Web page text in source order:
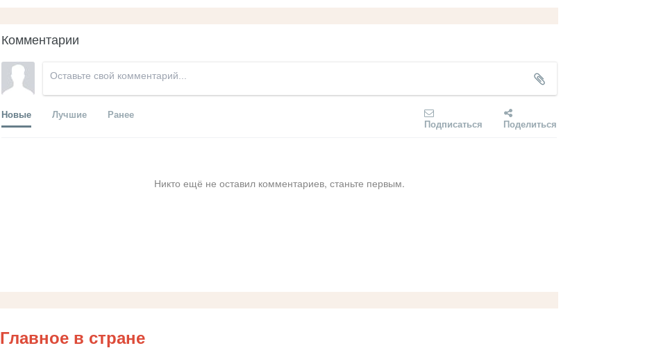
Комментарии
Новые Лучшие Ранее
Подписаться Поделиться
Никто ещё не оставил комментариев, станьте первым.
Главное в стране